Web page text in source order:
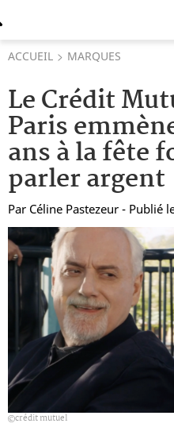
ACCUEIL MARQUES
Le Crédit
Paris
ans à la fête
parler argent
Par Céline Pastezeur - Publié
crédit mutuel